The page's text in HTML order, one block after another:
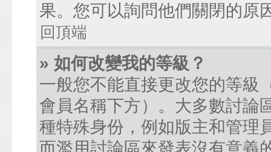
果。您可以詢問他們關閉的原
回頂端
» 如何改變我的等級？
一般您不能直接更改您的等級
會員名稱下方）。大多數討論
種特殊身份，例如版主和管理
而濫用討論區來發表沒有意義